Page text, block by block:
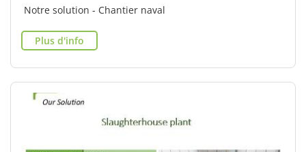
Notre solution - Chantier naval
Plus d'info